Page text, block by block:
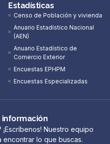
Estadísticas
Censo de Población y vivienda
Anuario Estadístico Nacional
(AEN)​
Anuario Estadístico de
Comercio Exterior
Encuestas EPHPM
Encuestas Especializadas
información
Nuestro equipo
encontrar lo que buscas.